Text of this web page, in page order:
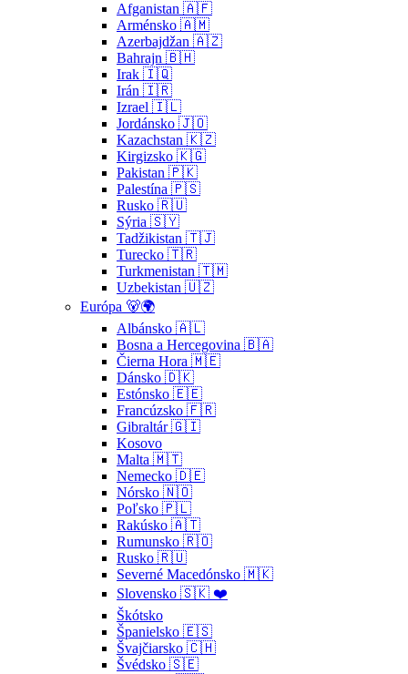
Afganistan 🇦🇫
Arménsko 🇦🇲
Azerbajdžan 🇦🇿
Bahrajn 🇧🇭
Irak 🇮🇶
Irán 🇮🇷
Izrael 🇮🇱
Jordánsko 🇯🇴
Kazachstan 🇰🇿
Kirgizsko 🇰🇬
Pakistan 🇵🇰
Palestína 🇵🇸
Rusko 🇷🇺
Sýria 🇸🇾
Tadžikistan 🇹🇯
Turecko 🇹🇷
Turkmenistan 🇹🇲
Uzbekistan 🇺🇿
Európa 🐻🌍
Albánsko 🇦🇱
Bosna a Hercegovina 🇧🇦
Čierna Hora 🇲🇪
Dánsko 🇩🇰
Estónsko 🇪🇪
Francúzsko 🇫🇷
Gibraltár 🇬🇮
Kosovo
Malta 🇲🇹
Nemecko 🇩🇪
Nórsko 🇳🇴
Poľsko 🇵🇱
Rakúsko 🇦🇹
Rumunsko 🇷🇴
Rusko 🇷🇺
Severné Macedónsko 🇲🇰
Slovensko 🇸🇰 ❤️
Škótsko
Španielsko 🇪🇸
Švajčiarsko 🇨🇭
Švédsko 🇸🇪